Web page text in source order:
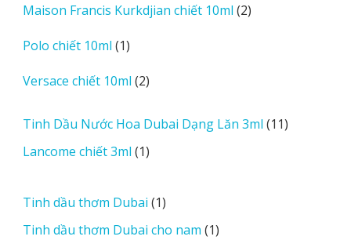
phẩm
Maison Francis Kurkdjian chiết 10ml 22
Polo chiết 10ml 11
phẩm
Versace chiết 10ml 22
phẩm
Tinh Dầu Nước Hoa Dubai Dạng Lăn 3ml 1111
Lancome chiết 3ml 11
Tinh dầu thơm Dubai 11
Tinh dầu thơm Dubai cho nam 11